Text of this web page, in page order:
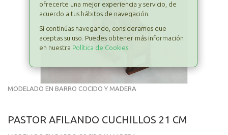
ofrecerte una mejor experiencia y servicio, de
acuerdo a tus hábitos de navegación.
Si continúas navegando, consideramos que
aceptas su uso. Puedes obtener más información
en nuestra Política de Cookies
MODELADO EN BARRO COCIDO Y MADERA
PASTOR AFILANDO CUCHILLOS 21 CM